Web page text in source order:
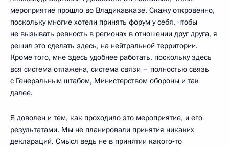
мероприятие прошло во Владикавказе. Скажу откровенно,
поскольку многие хотели принять форум у себя, чтобы
не вызывать ревность в регионах в отношении друг друга, я
решил это сделать здесь, на нейтральной территории.
Кроме того, мне здесь удобнее работать, поскольку здесь
вся система отлажена, система связи – полностью связь
с Генеральным штабом, Министерством обороны и так
далее.
Я доволен и тем, как проходило это мероприятие, и его
результатами. Мы не планировали принятия никаких
деклараций. Смысл ведь не в принятии какого‑то